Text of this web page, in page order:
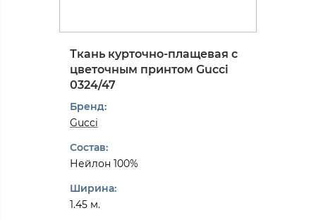
Ткань курточно-плащевая с
цветочным принтом Gucci
0324/47
Бренд:
Gucci
Состав:
Нейлон 100%
Ширина:
1.45 м.